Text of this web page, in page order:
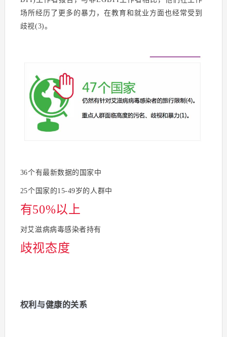
场所经历了更多的暴力，在教育和就业方面也经常受到
歧视(3)。
36个有最新数据的国家中
25个国家的15-49岁的人群中
有50%以上
对艾滋病病毒感染者持有
歧视态度
权利与健康的关系